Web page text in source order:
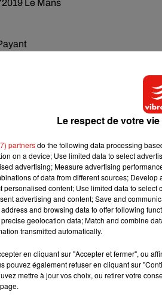
Le Mans
Fashion Show revient ce 17
d’année !En partenariat avec
combinera des défilés de mode
dépôt de cookies que vous avez
bouton
Le respect de votre
partnersdo the following data processing
on a device; Use limited data to select
advertising; Measure advertising
of data from different sources;
personalised content; Use limited data to
advertising and content; Save and
and browsing data to offer following
geolocation data; Match and combine
transmitted automatically.
en cliquant sur "Accepter et fermer", ou
pouvez également refuser en cliquant sur
mettre à jour vos choix, ou retirer votre